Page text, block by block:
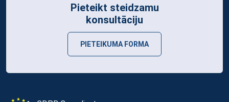
Pieteikt steidzamu
konsultāciju
PIETEIKUMA FORMA